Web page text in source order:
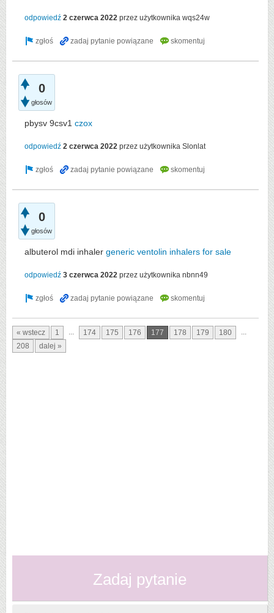
odpowiedź 2 czerwca 2022 przez użytkownika wqs24w
0
głosów
pbysv 9csv1 czox
odpowiedź 2 czerwca 2022 przez użytkownika Slonlat
0
głosów
albuterol mdi inhaler generic ventolin inhalers for sale
odpowiedź 3 czerwca 2022 przez użytkownika nbnn49
« wstecz 1 ... 174 175 176 177 178 179 180
...
208
dalej »
Zadaj pytanie